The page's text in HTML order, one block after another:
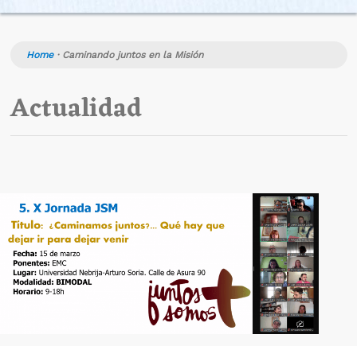
Home· Caminando juntos en la Misión
Actualidad